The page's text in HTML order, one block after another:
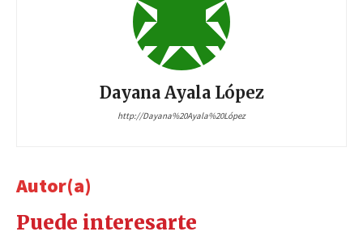
Dayana Ayala López
http://Dayana%20Ayala%20López
Autor(a)
Puede interesarte